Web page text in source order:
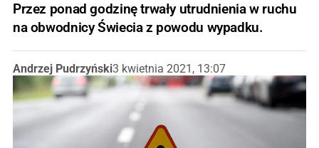
Przez ponad godzinę trwały utrudnienia w ruchu
na obwodnicy Świecia z powodu wypadku.
Andrzej Pudrzyński3 kwietnia 2021, 13:07